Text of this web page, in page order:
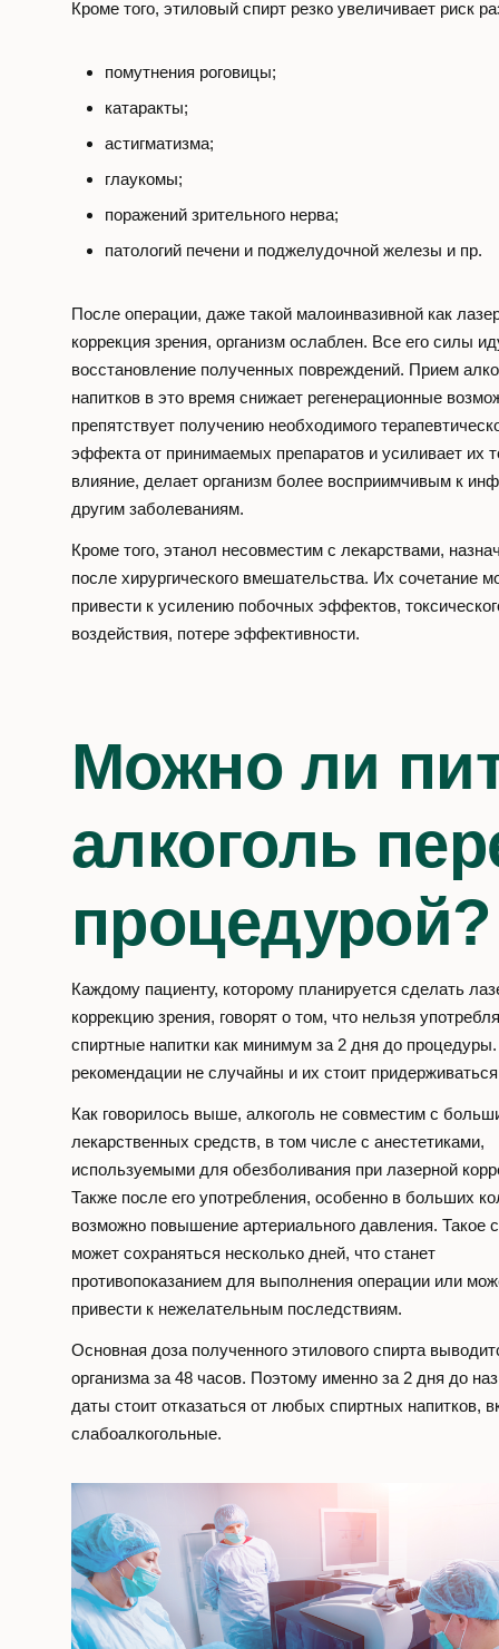
Кроме того, этиловый спирт резко увеличивает риск
помутнения роговицы;
катаракты;
астигматизма;
глаукомы;
поражений зрительного нерва;
патологий печени и поджелудочной железы и пр.
После операции, даже такой малоинвазивной как
коррекция зрения, организм ослаблен. Все его силы
восстановление полученных повреждений. Прием
напитков в это время снижает регенерационные
препятствует получению необходимого
эффекта от принимаемых препаратов и усиливает их
влияние, делает организм более восприимчивым к
другим заболеваниям.
Кроме того, этанол несовместим с лекарствами,
после хирургического вмешательства. Их сочетание
привести к усилению побочных эффектов,
воздействия, потере эффективности.
Можно ли
алкоголь
процедурой?
Каждому пациенту, которому планируется сделать
коррекцию зрения, говорят о том, что нельзя
спиртные напитки как минимум за 2 дня до процедуры.
рекомендации не случайны и их стоит
Как говорилось выше, алкоголь не совместим с
лекарственных средств, в том числе с анестетиками,
используемыми для обезболивания при лазерной
Также после его употребления, особенно в больших
возможно повышение артериального давления. Такое
может сохраняться несколько дней, что станет
противопоказанием для выполнения операции или
привести к нежелательным последствиям.
Основная доза полученного этилового спирта
организма за 48 часов. Поэтому именно за 2 дня до
даты стоит отказаться от любых спиртных напитков,
слабоалкогольные.